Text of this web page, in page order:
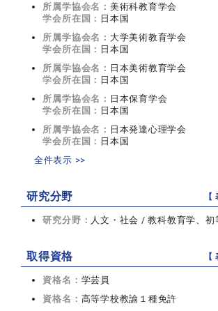
所属学協会名： 美術科教育学会
学会所在国： 日本国
所属学協会名： 大学美術教育学会
学会所在国： 日本国
所属学協会名： 日本美術教育学会
学会所在国： 日本国
所属学協会名： 日本保育学会
学会所在国： 日本国
所属学協会名： 日本発達心理学会
学会所在国： 日本国
全件表示 >>
研究分野
研究分野： 人文・社会 / 教科教育学、初
取得資格
資格名： 学芸員
資格名： 高等学校教諭１種免許